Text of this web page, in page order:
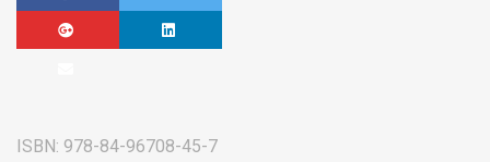
ISBN: 978-84-96708-45-7